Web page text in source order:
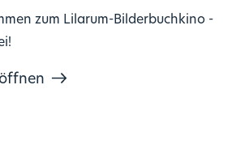
zum Lilarum-Bilderbuchkino -